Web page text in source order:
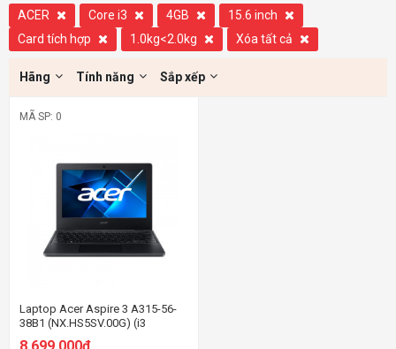
ACER Core i3 4GB
15.6 inch
Card tích hợp
1.0kg<2.0kg Xóa tất cả
Hãng Tính năng Sắp xếp
MÃ SP: 0
Laptop Acer Aspire 3 A315-56-
38B1 (NX.HS5SV.00G) (i3
8.699.000đ